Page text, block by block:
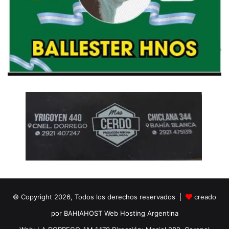
© Copyright 2026, Todos los derechos reservados |
creado
por BAHIAHOST Web Hosting Argentina